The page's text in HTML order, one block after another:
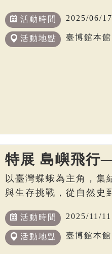
活動時間 2025/06/
活動地點 臺博館本館
特展 島嶼飛行
以臺灣蝶蛾為主角，集
與生存挑戰，從自然史
活動時間 2025/11/
活動地點 臺博館本館